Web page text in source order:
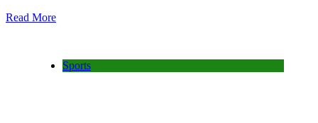
Read More
Sports